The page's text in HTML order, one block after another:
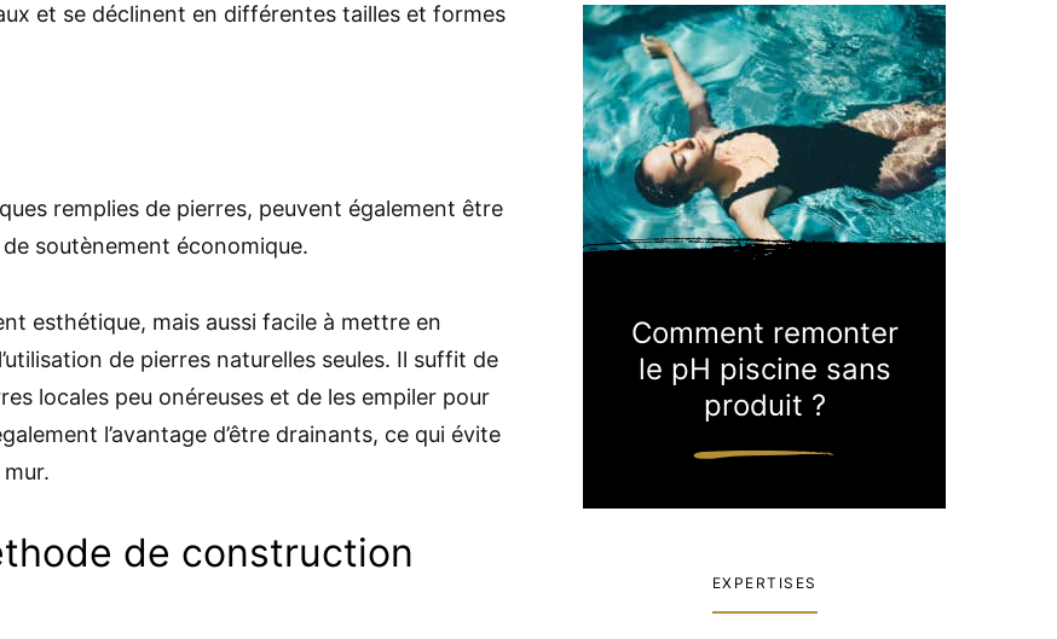
et se déclinent en différentes tailles et formes
remplies de pierres, peuvent également être
soutènement économique.
esthétique, mais aussi facile à mettre en
de pierres naturelles seules. Il suffit de
locales peu onéreuses et de les empiler pour
l’avantage d’être drainants, ce qui évite
mur.
de construction
Comment remonter
le pH piscine sans
produit ?
EXPERTISES